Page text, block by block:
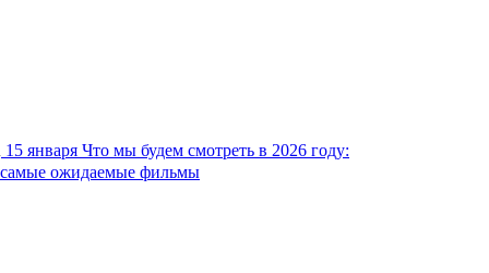
15 января Что мы будем смотреть в 2026 году:
самые ожидаемые фильмы